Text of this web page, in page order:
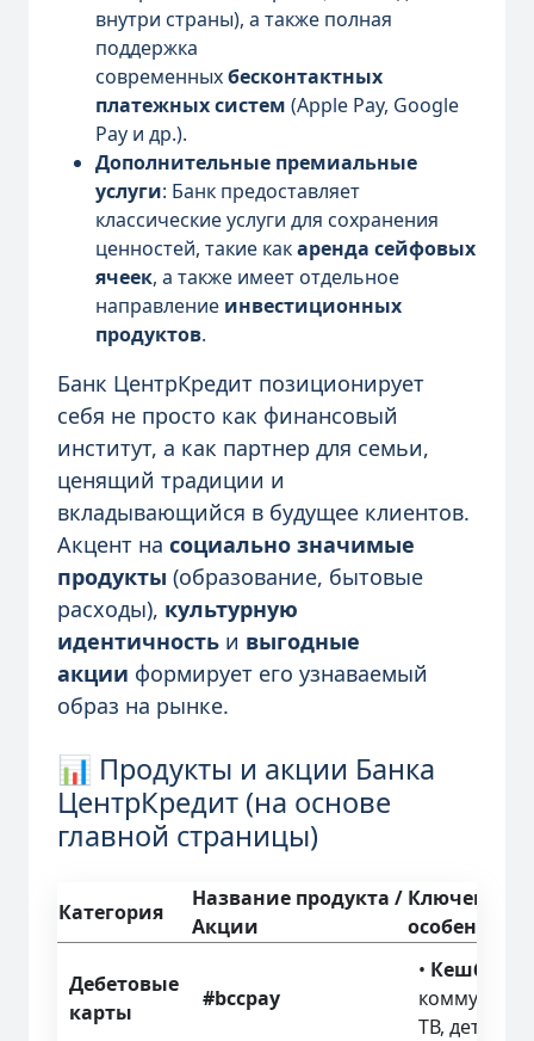
внутри страны), а также полная
поддержка
современныхбесконтактных
платежных систем (Apple Pay, Google
Pay и др.).
Дополнительные премиальные
услуги: Банк предоставляет
классические услуги для сохранения
ценностей, такие какаренда сейфовых
ячеек, а также имеет отдельное
направление инвестиционных
продуктов.
Банк ЦентрКредит позиционирует
себя не просто как финансовый
институт, а как партнер для семьи,
ценящий традиции и
вкладывающийся в будущее клиентов.
Акцент на социально значимые
продукты (образование, бытовые
расходы), культурную
идентичность и выгодные
акции формирует его узнаваемый
образ на рынке.
📊 Продукты и акции Банка
ЦентрКредит (на основе
главной страницы)
Категория
Название продукта /
Акции
Ключевые
Дебетовые
карты
#bccpay
• Кешбэк
ТВ,